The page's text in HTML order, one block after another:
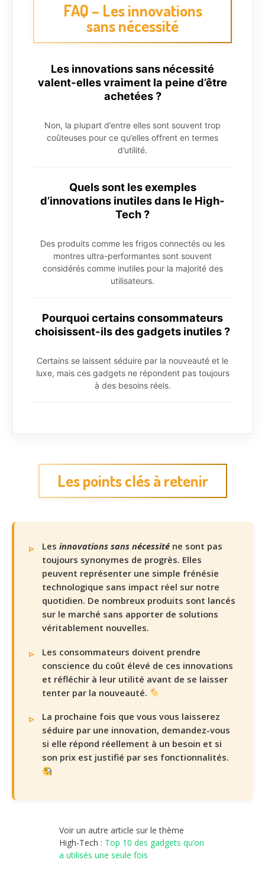
FAQ – Les innovations
sans nécessité
Les innovations sans nécessité
valent-elles vraiment la peine d’être
achetées ?
Non, la plupart d’entre elles sont souvent trop
coûteuses pour ce qu’elles offrent en termes
d’utilité.
Quels sont les exemples
d’innovations inutiles dans le High-
Tech ?
Des produits comme les frigos connectés ou les
montres ultra-performantes sont souvent
considérés comme inutiles pour la majorité des
utilisateurs.
Pourquoi certains consommateurs
choisissent-ils des gadgets inutiles ?
Certains se laissent séduire par la nouveauté et le
luxe, mais ces gadgets ne répondent pas toujours
à des besoins réels.
Les points clés à retenir
Les innovations sans nécessité ne sont pas
toujours synonymes de progrès. Elles
peuvent représenter une simple frénésie
technologique sans impact réel sur notre
quotidien. De nombreux produits sont lancés
sur le marché sans apporter de solutions
véritablement nouvelles.
Les consommateurs doivent prendre
conscience du coût élevé de ces innovations
et réfléchir à leur utilité avant de se laisser
tenter par la nouveauté.
La prochaine fois que vous vous laisserez
séduire par une innovation, demandez-vous
si elle répond réellement à un besoin et si
son prix est justifié par ses fonctionnalités.
Voir un autre article sur le thème
High-Tech : Top 10 des gadgets qu’on
a utilisés une seule fois